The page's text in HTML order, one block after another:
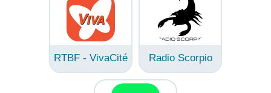
RTBF - VivaCité Radio Scorpio